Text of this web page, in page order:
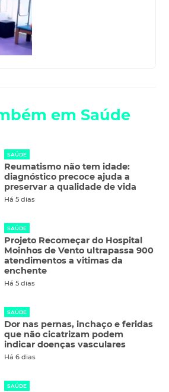
em Saúde
SAÚDE
Reumatismo não tem idade:
diagnóstico precoce ajuda a
preservar a qualidade de vida
Há 5 dias
SAÚDE
Projeto Recomeçar do Hospital
Moinhos de Vento ultrapassa 900
atendimentos a vitimas da
enchente
Há 5 dias
SAÚDE
Dor nas pernas, inchaço e feridas
que não cicatrizam podem
indicar doenças vasculares
Há 6 dias
SAÚDE